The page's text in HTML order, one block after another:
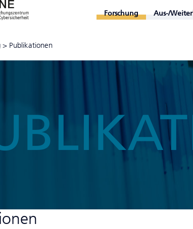
Forschung Aus-/
> Publikationen